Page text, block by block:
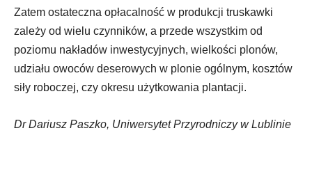
Zatem ostateczna opłacalność w produkcji truskawki
zależy od wielu czynników, a przede wszystkim od
poziomu nakładów inwestycyjnych, wielkości plonów,
udziału owoców deserowych w plonie ogólnym, kosztów
siły roboczej, czy okresu użytkowania plantacji.
Dr Dariusz Paszko, Uniwersytet Przyrodniczy w Lublinie